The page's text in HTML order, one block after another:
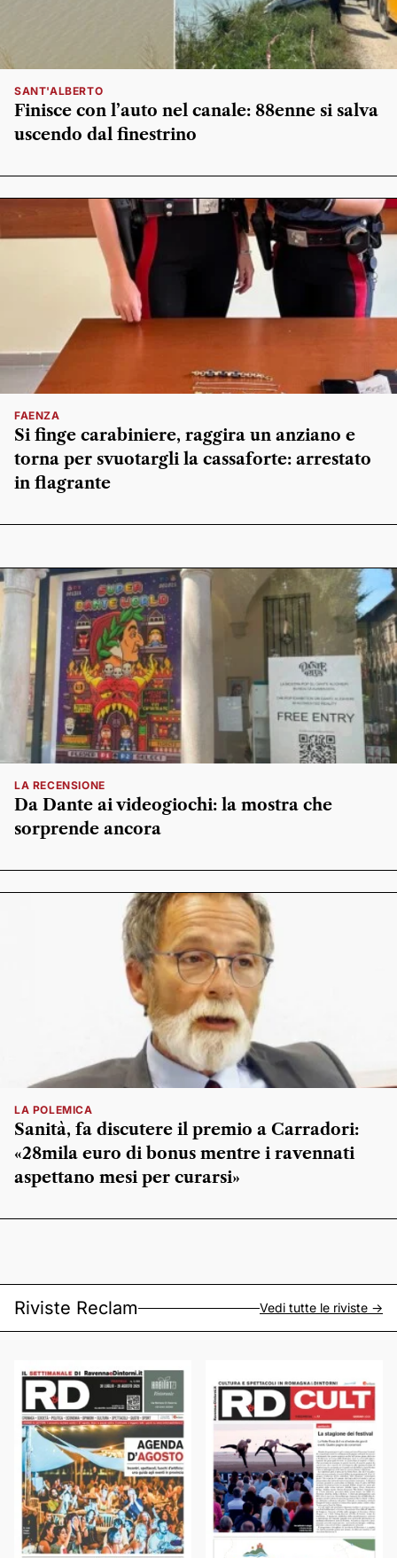
SANT'ALBERTO
Finisce con l’auto nel canale: 88enne si salva
uscendo dal finestrino
FAENZA
Si finge carabiniere, raggira un anziano e
torna per svuotargli la cassaforte: arrestato
in flagrante
LA RECENSIONE
Da Dante ai videogiochi: la mostra che
sorprende ancora
LA POLEMICA
Sanità, fa discutere il premio a Carradori:
«28mila euro di bonus mentre i ravennati
aspettano mesi per curarsi»
Riviste Reclam Vedi tutte le riviste ->